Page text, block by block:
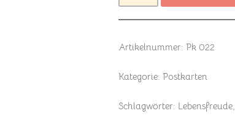
Artikelnummer: Pk 022
Kategorie: Postkarten
Schlagwörter: Lebensfreude,